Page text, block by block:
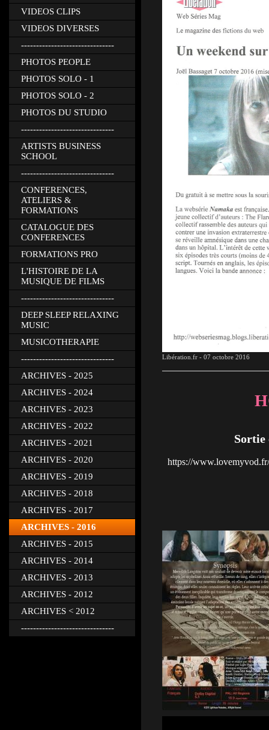
VIDEOS CLIPS
VIDEOS DIVERSES
-------------------------------
PHOTOS PEOPLE
PHOTOS SOLO - 1
PHOTOS SOLO - 2
PHOTOS DU STUDIO
-------------------------------
ARTISTS BUSINESS
SCHOOL
-------------------------------
CONFERENCES,
ATELIERS &
FORMATIONS
CATALOGUE DES
CONFERENCES
FORMATIONS PRO
L'HISTOIRE DE LA
MUSIQUE DE FILMS
-------------------------------
DEEP SLEEP RELAXING
MUSIC
MUSICOTHERAPIE
-------------------------------
ARCHIVES - 2025
ARCHIVES - 2024
ARCHIVES - 2023
ARCHIVES - 2022
ARCHIVES - 2021
ARCHIVES - 2020
ARCHIVES - 2019
ARCHIVES - 2018
ARCHIVES - 2017
ARCHIVES - 2016
ARCHIVES - 2015
ARCHIVES - 2014
ARCHIVES - 2013
ARCHIVES - 2012
ARCHIVES < 2012
-------------------------------
Libération.fr - 07 octobre 2016
Sortie
https://